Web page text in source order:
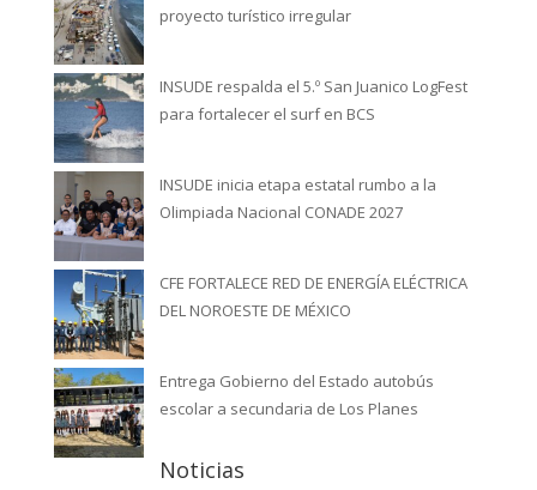
proyecto turístico irregular
INSUDE respalda el 5.º San Juanico LogFest
para fortalecer el surf en BCS
INSUDE inicia etapa estatal rumbo a la
Olimpiada Nacional CONADE 2027
CFE FORTALECE RED DE ENERGÍA ELÉCTRICA
DEL NOROESTE DE MÉXICO
Entrega Gobierno del Estado autobús
escolar a secundaria de Los Planes
Noticias